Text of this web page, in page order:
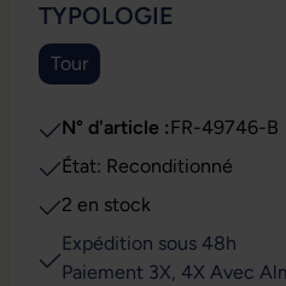
SÉLECTIONNEZ
TYPOLOGIE
Tour
N° d'article :FR-49746-B
État: Reconditionné
2 en stock
Expédition sous 48h
Paiement 3X, 4X Avec